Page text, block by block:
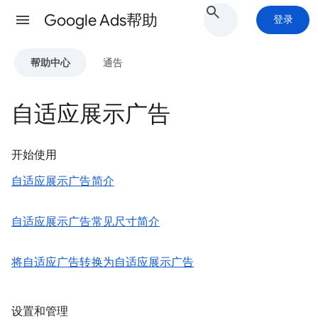
Google Ads帮助 登录
帮助中心 通告
自适应展示广告
开始使用
自适应展示广告简介
自适应展示广告常见尺寸简介
将自适应广告转换为自适应展示广告
设置和管理